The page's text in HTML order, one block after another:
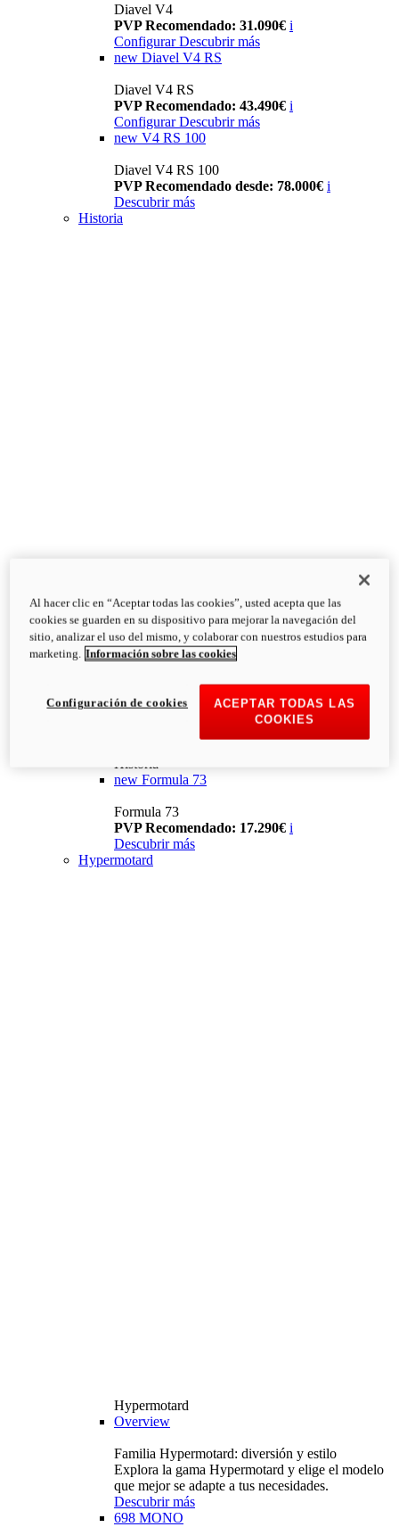
Diavel V4
PVP Recomendado: 31.090€ i
Configurar Descubrir más
new Diavel V4 RS
Diavel V4 RS
PVP Recomendado: 43.490€ i
Configurar Descubrir más
new V4 RS 100
Diavel V4 RS 100
PVP Recomendado desde: 78.000€ i
Descubrir más
Historia
Historia
new Formula 73
Formula 73
PVP Recomendado: 17.290€ i
Descubrir más
Hypermotard
Hypermotard
Overview
Familia Hypermotard: diversión y estilo
Explora la gama Hypermotard y elige el modelo
que mejor se adapte a tus necesidades.
Descubrir más
698 MONO
Al hacer clic en “Aceptar todas las cookies”, usted acepta que las
cookies se guarden en su dispositivo para mejorar la navegación del
sitio, analizar el uso del mismo, y colaborar con nuestros estudios para
marketing. Información sobre las cookies
ACEPTAR TODAS LAS
COOKIES
Configuración de cookies